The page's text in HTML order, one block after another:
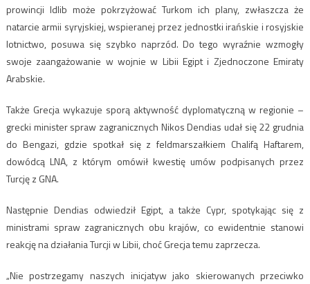
prowincji Idlib może pokrzyżować Turkom ich plany, zwłaszcza że
natarcie armii syryjskiej, wspieranej przez jednostki irańskie i rosyjskie
lotnictwo, posuwa się szybko naprzód. Do tego wyraźnie wzmogły
swoje zaangażowanie w wojnie w Libii Egipt i Zjednoczone Emiraty
Arabskie.
Także Grecja wykazuje sporą aktywność dyplomatyczną w regionie –
grecki minister spraw zagranicznych Nikos Dendias udał się 22 grudnia
do Bengazi, gdzie spotkał się z feldmarszałkiem Chalifą Haftarem,
dowódcą LNA, z którym omówił kwestię umów podpisanych przez
Turcję z GNA.
Następnie Dendias odwiedził Egipt, a także Cypr, spotykając się z
ministrami spraw zagranicznych obu krajów, co ewidentnie stanowi
reakcję na działania Turcji w Libii, choć Grecja temu zaprzecza.
„Nie postrzegamy naszych inicjatyw jako skierowanych przeciwko